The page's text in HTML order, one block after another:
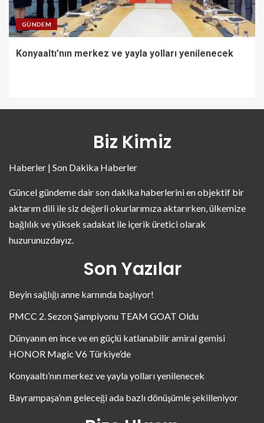
GÜNDEM
Konyaaltı’nın merkez ve yayla yolları yenilenecek
Biz Kimiz
Haberler | Son Dakika Haberler
Güncel gündeme dair son dakika haberlerini en objektif bir
aktarım dili ile siz değerli okurlarımıza aktarırken, ülkemize
bağlılık ve yüksek sadakat ile içerik üretici olarak
huzurunuzdayız.
Son Yazılar
Beyin sağlığı anne karnında başlıyor!
PMCC 2. Sezon Şampiyonu TEAM GOAT Oldu
Dünyanın en ince ve en güçlü katlanabilir amiral gemisi
HONOR Magic V6 Türkiye’de
Konyaaltı’nın merkez ve yayla yolları yenilenecek
Bayrampaşa’nın geleceği ada bazlı dönüşümle şekilleniyor